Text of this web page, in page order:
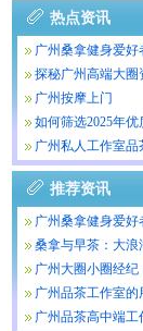
热点资讯
广州桑拿健身爱
项目
探秘广州高端大圈
广州按摩上门
如何筛选2025年
广州私人工作室
茶与喝茶服务的特
推荐资讯
广州桑拿健身爱
项目
桑拿与早茶：大浪
广州大圈小圈经纪
对接
广州品茶工作室的
广州品茶高中端